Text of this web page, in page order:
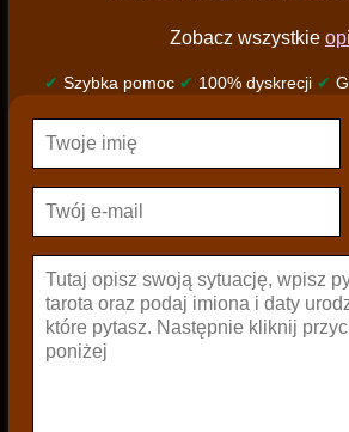
Zobacz wszystkie
✔ Szybka pomoc ✔ 100% dyskrecji ✔